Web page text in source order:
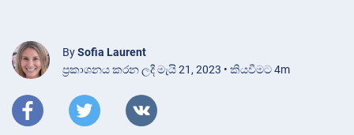
BySofia Laurent
ප්‍රකාශනය කරන ලදී මැයි 21, 2023 • කියවීමට 4m